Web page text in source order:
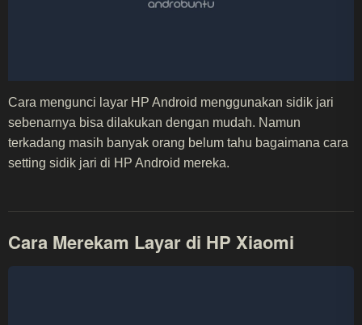
Cara mengunci layar HP Android menggunakan sidik jari
sebenarnya bisa dilakukan dengan mudah. Namun
terkadang masih banyak orang belum tahu bagaimana cara
setting sidik jari di HP Android mereka.
Cara Merekam Layar di HP Xiaomi